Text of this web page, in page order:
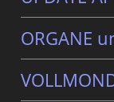
ORGANE